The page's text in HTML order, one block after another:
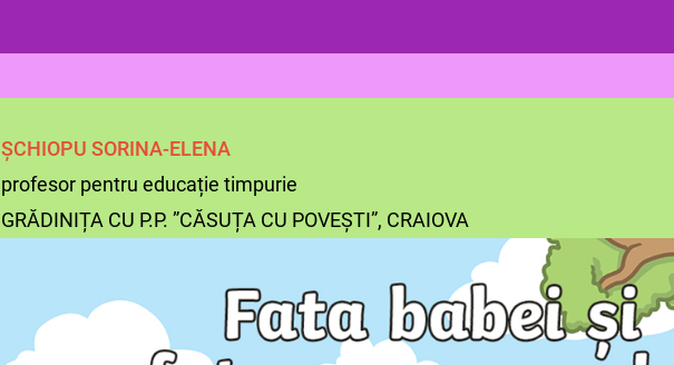
ȘCHIOPU SORINA-ELENA
profesor pentru educație timpurie
GRĂDINIȚA CU P.P. ”CĂSUȚA CU POVEȘTI”, CRAIOVA